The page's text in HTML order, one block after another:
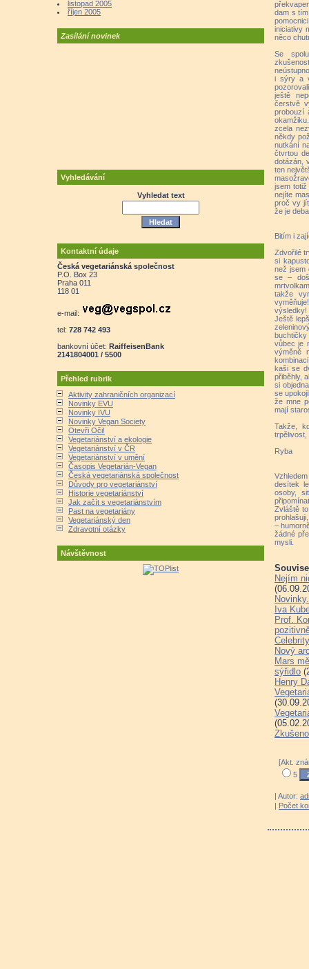
listopad 2005
říjen 2005
Zasílání novinek
Vyhledávání
Vyhledat text
Kontaktní údaje
Česká vegetariánská společnost
P.O. Box 23
Praha 011
118 01
e-mail:
tel: 728 742 493
bankovní účet: RaiffeisenBank
2141804001 / 5500
Přehled rubrik
Aktivity zahraničních organizací
Novinky EVU
Novinky IVU
Novinky Vegan Society
Otevři Oči!
Vegetariánství a ekologie
Vegetariánství v ČR
Vegetariánství v umění
Časopis Vegetarián-Vegan
Česká vegetariánská společnost
Důvody pro vegetariánství
Historie vegetariánství
Jak začít s vegetariánstvím
Past na vegetariány
Vegetariánský den
Zdravotní otázky
Návštěvnost
dam s
iniciativy
něco
Se
i sýry a
ještě
čerstvě
probouzí
zcela
někdy
nutkání
čtvrtou
dotázán,
ten
jsem totiž
nejíte
proč vy
že je
Bitím i
Zdvořilé
si
než jsem
se –
takže
výsledky!
Ještě
vůbec je
výměně
kaši se
přiběhly,
si
se
že mne
mají
Takže,
Ryba
desítek
osoby,
Zvláště
–
žádné
mysli.
Nejím
Iva
Prof.
Nový
Mars
sýřidlo
Henry
[Akt.
5
| Autor:
| Počet